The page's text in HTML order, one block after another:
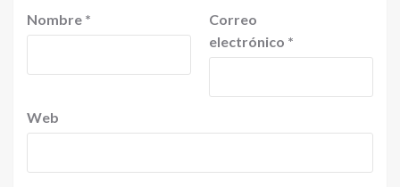
Nombre *
Correo
electrónico *
Web